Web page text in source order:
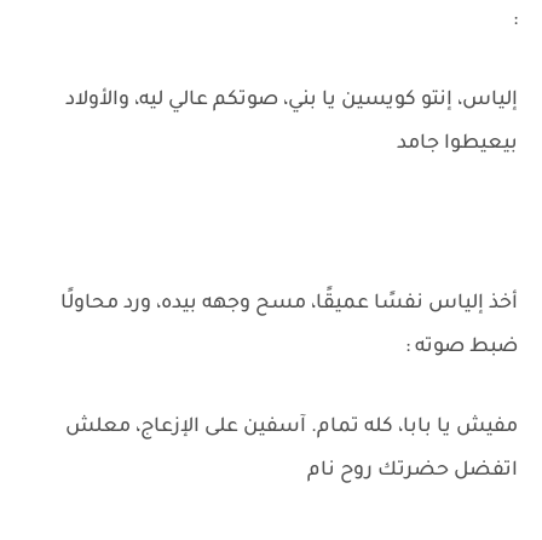
:
إلياس، إنتو كويسين يا بني، صوتكم عالي ليه، والأولاد
بيعيطوا جامد
أخذ إلياس نفسًا عميقًا، مسح وجهه بيده، ورد محاولًا
ضبط صوته :
مفيش يا بابا، كله تمام. آسفين على الإزعاج، معلش
اتفضل حضرتك روح نام